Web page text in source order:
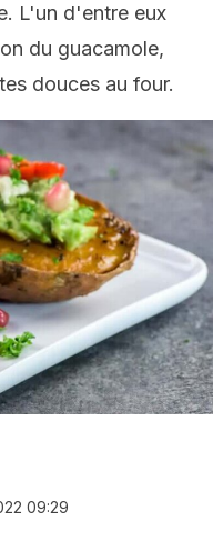
L'un d'entre eux
du guacamole,
douces au four.
09:29